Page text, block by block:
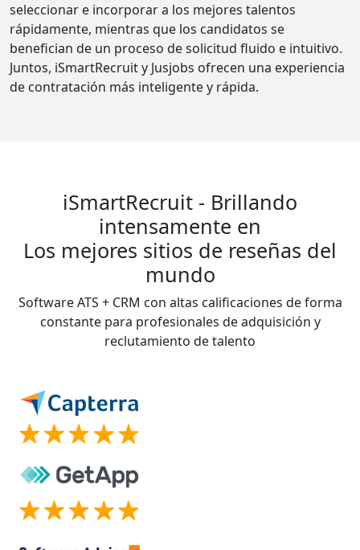
seleccionar e incorporar a los mejores talentos
rápidamente, mientras que los candidatos se
benefician de un proceso de solicitud fluido e intuitivo.
Juntos, iSmartRecruit y Jusjobs ofrecen una experiencia
de contratación más inteligente y rápida.
iSmartRecruit - Brillando
intensamente en
Los mejores sitios de reseñas del
mundo
Software ATS + CRM con altas calificaciones de forma
constante para profesionales de adquisición y
reclutamiento de talento